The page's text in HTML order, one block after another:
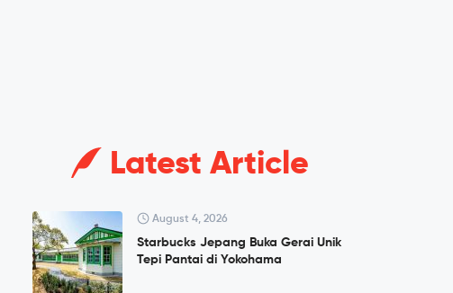
Latest Article
August 4, 2026
Starbucks Jepang Buka Gerai Unik
Tepi Pantai di Yokohama